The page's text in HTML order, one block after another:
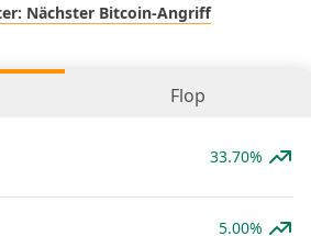
Nächster Bitcoin-Angriff
Flop
33.70%
5.00%